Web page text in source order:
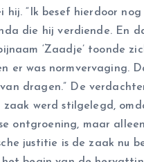
hij. “Ik besef hierdoor
die hij verdiende. En
‘Zaadje’ toonde
er was normvervaging.
dragen.” De
werd stilgelegd,
ontgroening, maar
justitie is de zaak nu